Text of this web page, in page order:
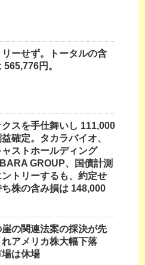
リーせず。トータルの含
565,776円。
スを手仕舞いし 111,000
確定。タカラバイオ、
ャストホールディング
GROUP、国債計測
トリーするも、約定せ
株の含み損は 148,000
崖の関連法案の採決が先
れアメリカ株大幅下落
は休場